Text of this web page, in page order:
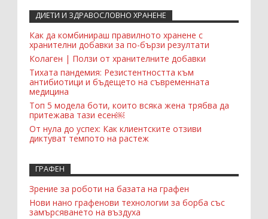
Recent Comments Widget
ДИЕТИ И ЗДРАВОСЛОВНО ХРАНЕНЕ
Как да комбинираш правилното хранене с
хранителни добавки за по-бързи резултати
Колаген | Ползи от хранителните добавки
Тихата пандемия: Резистентността към
антибиотици и бъдещето на съвременната
медицина
Топ 5 модела боти, които всяка жена трябва да
притежава тази есен￼
От нула до успех: Как клиентските отзиви
диктуват темпото на растеж
ГРАФЕН
Зрение за роботи на базата на графен
Нови нано графенови технологии за борба със
замърсяването на въздуха